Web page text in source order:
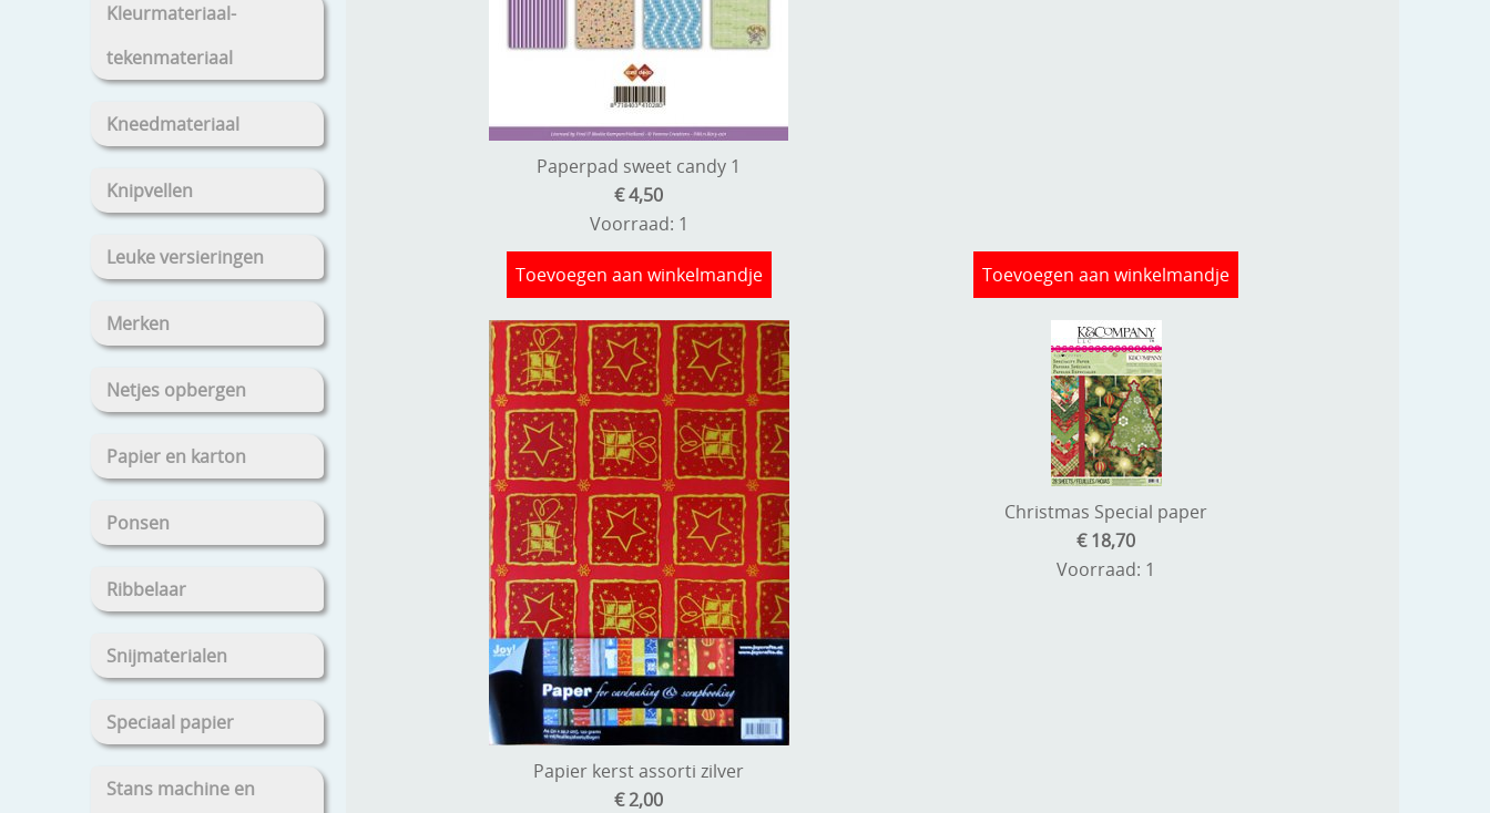
Kleurmateriaal-
tekenmateriaal
Kneedmateriaal
Knipvellen
Leuke versieringen
Merken
Netjes opbergen
Papier en karton
Ponsen
Ribbelaar
Snijmaterialen
Speciaal papier
Stans machine en
Paperpad sweet candy 1
€ 4,50
Voorraad: 1
Toevoegen aan winkelmandje Toevoegen aan winkelmandje
Papier kerst assorti zilver
€ 2,00
Christmas Special paper
€ 18,70
Voorraad: 1